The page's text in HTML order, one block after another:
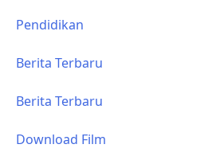
Pendidikan
Berita Terbaru
Berita Terbaru
Download Film